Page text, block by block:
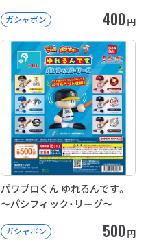
ガシャポン 400 円
パワプロくん ゆれるんです。
～パシフィック・リーグ～
ガシャポン 500 円